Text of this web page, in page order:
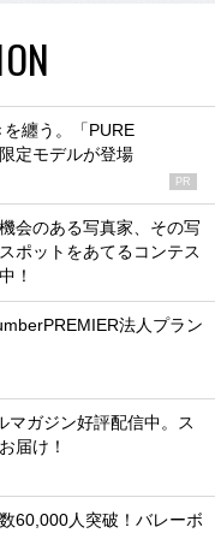
を纏う。「PURE
定モデルが登場
PR
会のある写真家、その写
ポットをあてるコンテス
！
法人プラン
マガジン好評配信中。ス
届け！
60,000人突破！バレーボ